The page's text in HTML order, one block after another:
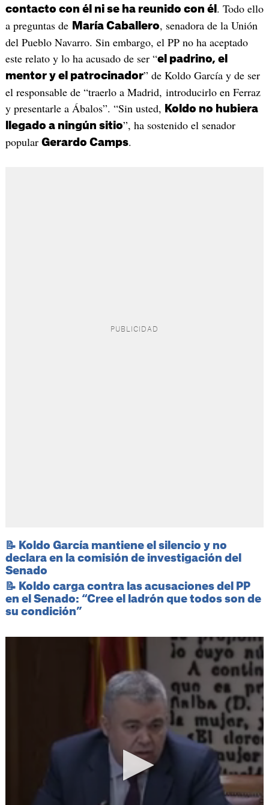
contacto con él ni se ha reunido con él . Todo ello
a preguntas de María Caballero, senadora de la Unión
del Pueblo Navarro. Sin embargo, el PP no ha aceptado
este relato y lo ha acusado de ser “el padrino, el
mentor y el patrocinador” de Koldo García y de ser
el responsable de “traerlo a Madrid, introducirlo en Ferraz
y presentarle a Ábalos”. “Sin usted, Koldo no hubiera
llegado a ningún sitio”, ha sostenido el senador
popular Gerardo Camps.
📝 Koldo García mantiene el silencio y no
declara en la comisión de investigación del
Senado
📝 Koldo carga contra las acusaciones del PP
en el Senado: “Cree el ladrón que todos son de
su condición”